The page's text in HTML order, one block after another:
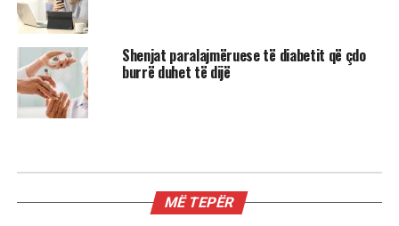
Shenjat paralajmëruese të diabetit që çdo
burrë duhet të dijë